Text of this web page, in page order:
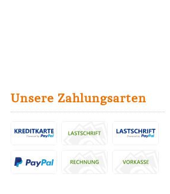
Unsere Zahlungsarten